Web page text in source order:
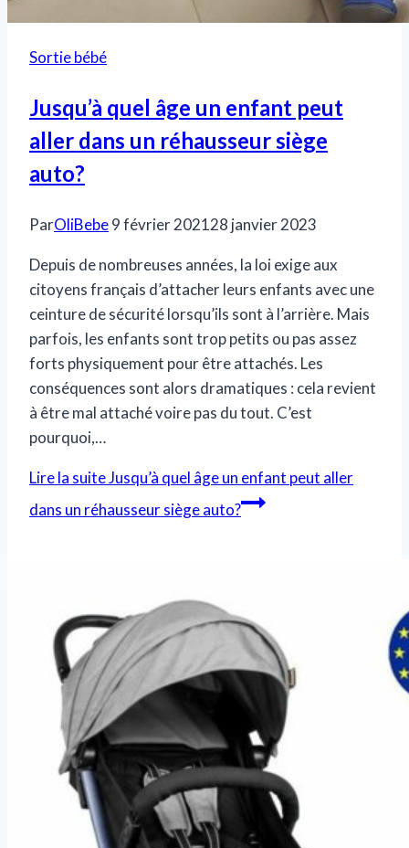
Sortie bébé
Jusqu’à quel âge un enfant peut
aller dans un réhausseur siège
auto?
ParOliBebe9 février 202128 janvier 2023
Depuis de nombreuses années, la loi exige aux
citoyens français d’attacher leurs enfants avec une
ceinture de sécurité lorsqu’ils sont à l’arrière. Mais
parfois, les enfants sont trop petits ou pas assez
forts physiquement pour être attachés. Les
conséquences sont alors dramatiques : cela revient
à être mal attaché voire pas du tout. C’est
pourquoi,…
Lire la suiteJusqu’à quel âge un enfant peut aller
dans un réhausseur siège auto?